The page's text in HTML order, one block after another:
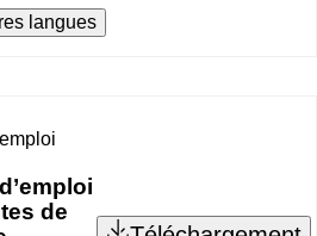
langues
de